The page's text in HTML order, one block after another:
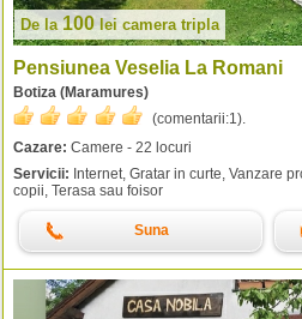
De la 100 lei camera tripla
Pensiunea Veselia La Romani
Botiza (Maramures)
(comentarii:1 ).
Cazare: Camere - 22 locuri
Servicii: Internet, Gratar in curte, Vanzare
copii, Terasa sau foisor
Suna